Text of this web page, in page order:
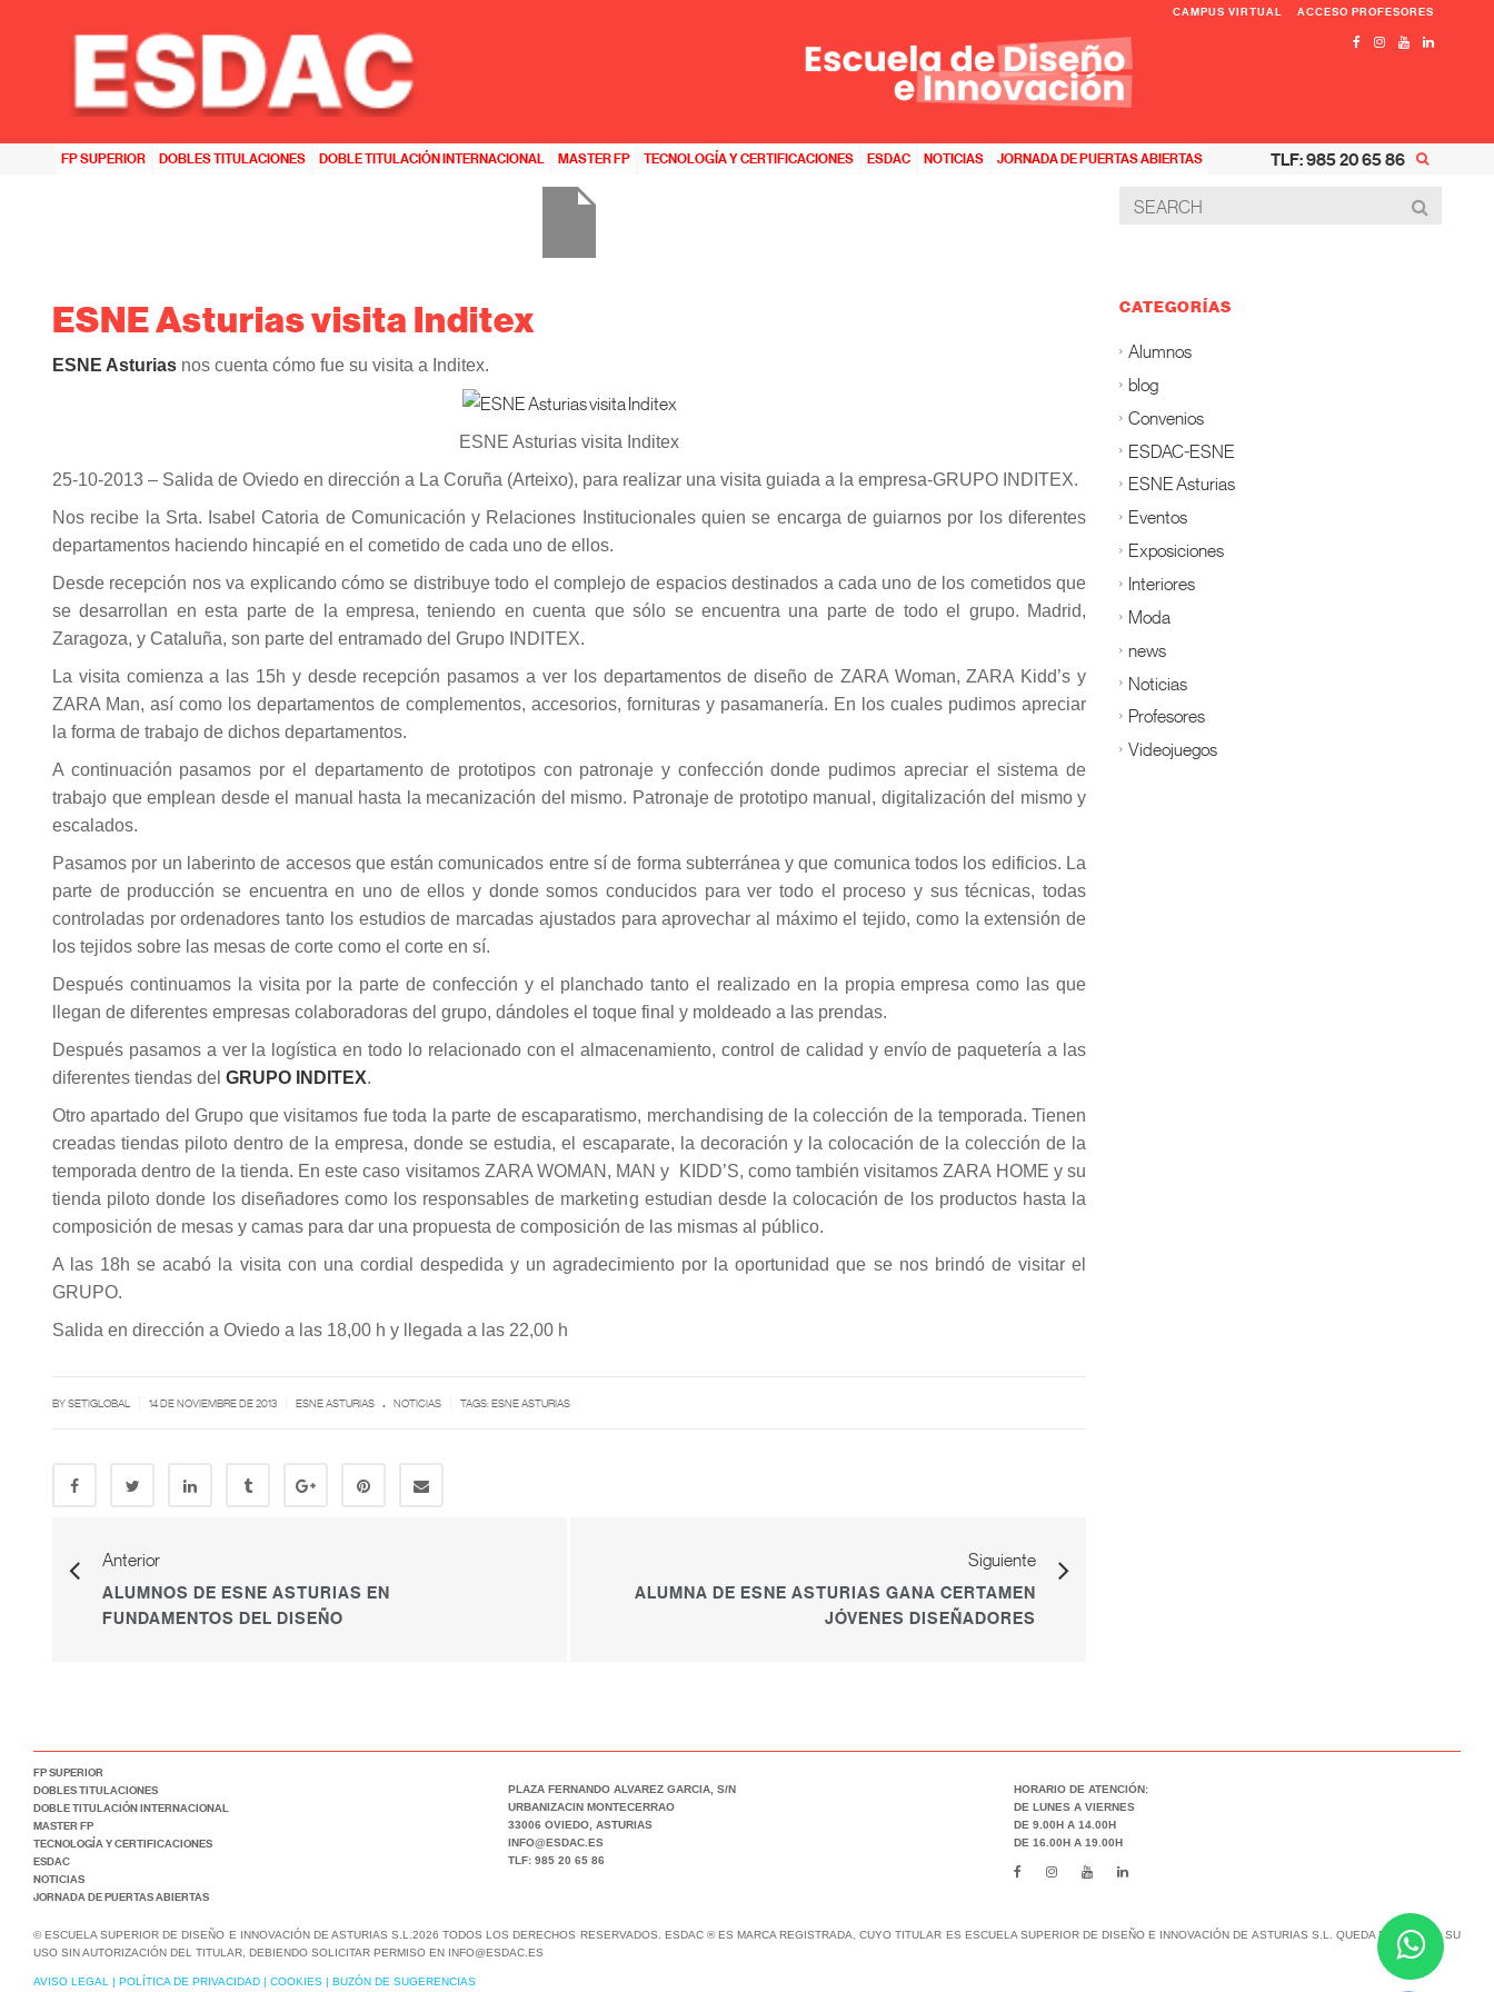
CAMPUS VIRTUAL ACCESO PROFESORES
FP SUPERIOR DOBLES TITULACIONES DOBLE TITULACIÓN INTERNACIONAL MASTER FP TECNOLOGÍA Y CERTIFICACIONES ESDAC NOTICIAS JORNADA DE PUERTAS ABIERTAS TLF: 985 20 65 86
ESNE Asturias visita Inditex
ESNE Asturias nos cuenta cómo fue su visita a Inditex.
ESNE Asturias visita Inditex
25-10-2013 – Salida de Oviedo en dirección a La Coruña (Arteixo), para realizar una visita guiada a la empresa-GRUPO INDITEX.
Nos recibe la Srta. Isabel Catoria de Comunicación y Relaciones Institucionales quien se encarga de guiarnos por los diferentes
departamentos haciendo hincapié en el cometido de cada uno de ellos.
Desde recepción nos va explicando cómo se distribuye todo el complejo de espacios destinados a cada uno de los cometidos que
se desarrollan en esta parte de la empresa, teniendo en cuenta que sólo se encuentra una parte de todo el grupo. Madrid,
Zaragoza, y Cataluña, son parte del entramado del Grupo INDITEX.
La visita comienza a las 15h y desde recepción pasamos a ver los departamentos de diseño de ZARA Woman, ZARA Kidd’s y
ZARA Man, así como los departamentos de complementos, accesorios, fornituras y pasamanería. En los cuales pudimos apreciar
la forma de trabajo de dichos departamentos.
A continuación pasamos por el departamento de prototipos con patronaje y confección donde pudimos apreciar el sistema de
trabajo que emplean desde el manual hasta la mecanización del mismo. Patronaje de prototipo manual, digitalización del mismo y
escalados.
Pasamos por un laberinto de accesos que están comunicados entre sí de forma subterránea y que comunica todos los edificios. La
parte de producción se encuentra en uno de ellos y donde somos conducidos para ver todo el proceso y sus técnicas, todas
controladas por ordenadores tanto los estudios de marcadas ajustados para aprovechar al máximo el tejido, como la extensión de
los tejidos sobre las mesas de corte como el corte en sí.
Después continuamos la visita por la parte de confección y el planchado tanto el realizado en la propia empresa como las que
llegan de diferentes empresas colaboradoras del grupo, dándoles el toque final y moldeado a las prendas.
Después pasamos a ver la logística en todo lo relacionado con el almacenamiento, control de calidad y envío de paquetería a las
diferentes tiendas del GRUPO INDITEX.
Otro apartado del Grupo que visitamos fue toda la parte de escaparatismo, merchandising de la colección de la temporada. Tienen
creadas tiendas piloto dentro de la empresa, donde se estudia, el escaparate, la decoración y la colocación de la colección de la
temporada dentro de la tienda. En este caso visitamos ZARA WOMAN, MAN y KIDD’S, como también visitamos ZARA HOME y su
tienda piloto donde los diseñadores como los responsables de marketing estudian desde la colocación de los productos hasta la
composición de mesas y camas para dar una propuesta de composición de las mismas al público.
A las 18h se acabó la visita con una cordial despedida y un agradecimiento por la oportunidad que se nos brindó de visitar el
GRUPO.
Salida en dirección a Oviedo a las 18,00 h y llegada a las 22,00 h
BY SETIGLOBAL 14 DE NOVIEMBRE DE 2013 ESNE ASTURIAS . NOTICIAS TAGS:ESNE ASTURIAS
Anterior
ALUMNOS DE ESNE ASTURIAS EN
FUNDAMENTOS DEL DISEÑO
Siguiente
ALUMNA DE ESNE ASTURIAS GANA CERTAMEN
JÓVENES DISEÑADORES
CATEGORÍAS
Alumnos
blog
Convenios
ESDAC-ESNE
ESNE Asturias
Eventos
Exposiciones
Interiores
Moda
news
Noticias
Profesores
Videojuegos
FP SUPERIOR
DOBLES TITULACIONES
DOBLE TITULACIÓN INTERNACIONAL
MASTER FP
TECNOLOGÍA Y CERTIFICACIONES
ESDAC
NOTICIAS
JORNADA DE PUERTAS ABIERTAS
PLAZA FERNANDO ALVAREZ GARCIA, S/N
URBANIZACIN MONTECERRAO
33006 OVIEDO, ASTURIAS
INFO@ESDAC.ES
TLF: 985 20 65 86
HORARIO DE ATENCIÓN:
DE LUNES A VIERNES
DE 9.00H A 14.00H
DE 16.00H A 19.00H
© ESCUELA SUPERIOR DE DISEÑO E INNOVACIÓN DE ASTURIAS S.L.2026 TODOS LOS DERECHOS RESERVADOS. ESDAC ® ES MARCA REGISTRADA, CUYO TITULAR ES ESCUELA SUPERIOR DE DISEÑO E INNOVACIÓN DE ASTURIAS S.L. QUEDA PROHIBIDO SU
USO SIN AUTORIZACIÓN DEL TITULAR, DEBIENDO SOLICITAR PERMISO EN INFO@ESDAC.ES
AVISO LEGAL | POLÍTICA DE PRIVACIDAD | COOKIES | BUZÓN DE SUGERENCIAS